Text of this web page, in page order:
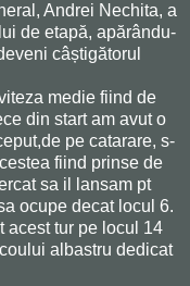
Andrei Nechita, a
de etapă, apărându-
câștigătorul
medie fiind de
din start am avut o
pe catarare, s-
fiind prinse de
sa il lansam pt
ocupe decat locul 6.
acest tur pe locul 14
albastru dedicat